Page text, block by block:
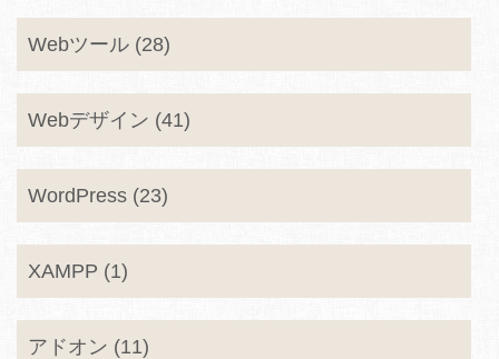
Webツール (28)
Webデザイン (41)
WordPress (23)
XAMPP (1)
アドオン (11)